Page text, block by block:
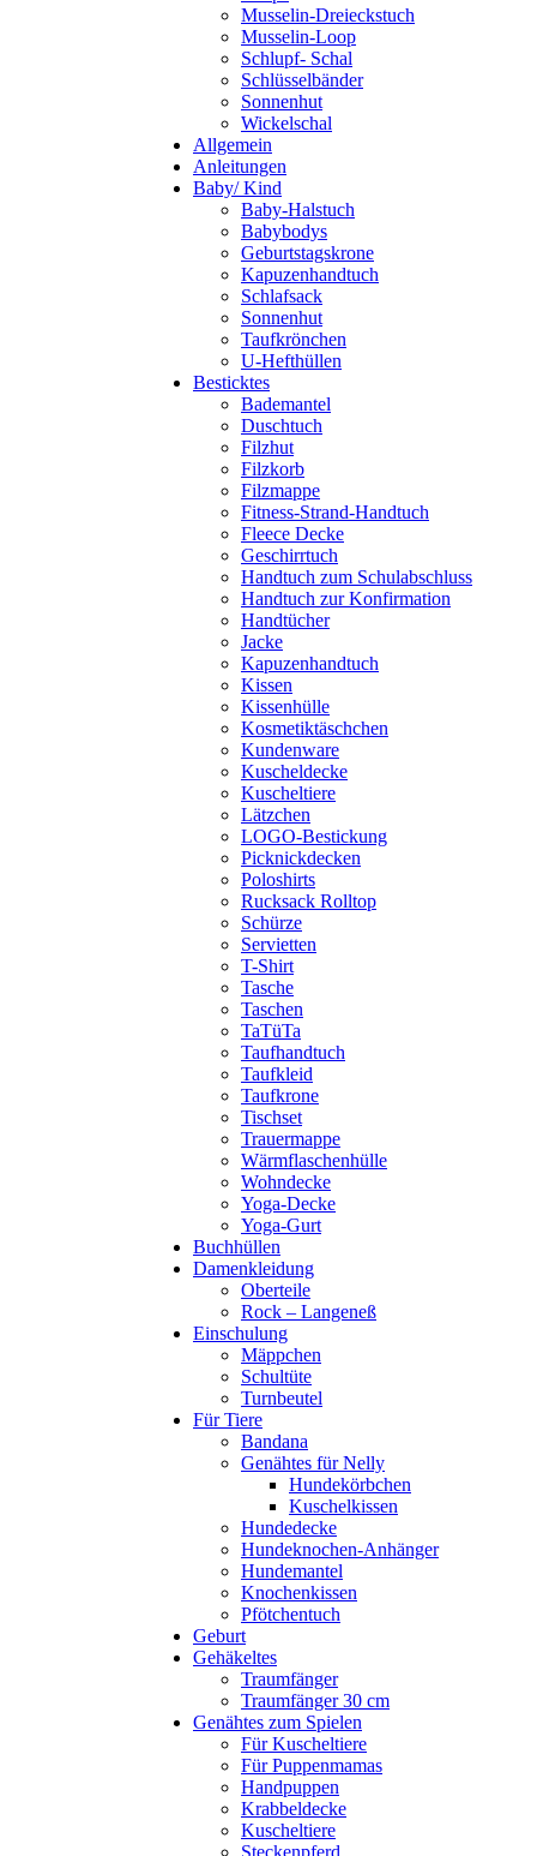
Musselin-Dreieckstuch
Musselin-Loop
Schlupf- Schal
Schlüsselbänder
Sonnenhut
Wickelschal
Allgemein
Anleitungen
Baby/ Kind
Baby-Halstuch
Babybodys
Geburtstagskrone
Kapuzenhandtuch
Schlafsack
Sonnenhut
Taufkrönchen
U-Hefthüllen
Besticktes
Bademantel
Duschtuch
Filzhut
Filzkorb
Filzmappe
Fitness-Strand-Handtuch
Fleece Decke
Geschirrtuch
Handtuch zum Schulabschluss
Handtuch zur Konfirmation
Handtücher
Jacke
Kapuzenhandtuch
Kissen
Kissenhülle
Kosmetiktäschchen
Kundenware
Kuscheldecke
Kuscheltiere
Lätzchen
LOGO-Bestickung
Picknickdecken
Poloshirts
Rucksack Rolltop
Schürze
Servietten
T-Shirt
Tasche
Taschen
TaTüTa
Taufhandtuch
Taufkleid
Taufkrone
Tischset
Trauermappe
Wärmflaschenhülle
Wohndecke
Yoga-Decke
Yoga-Gurt
Buchhüllen
Damenkleidung
Oberteile
Rock – Langeneß
Einschulung
Mäppchen
Schultüte
Turnbeutel
Für Tiere
Bandana
Genähtes für Nelly
Hundekörbchen
Kuschelkissen
Hundedecke
Hundeknochen-Anhänger
Hundemantel
Knochenkissen
Pfötchentuch
Geburt
Gehäkeltes
Traumfänger
Traumfänger 30 cm
Genähtes zum Spielen
Für Kuscheltiere
Für Puppenmamas
Handpuppen
Krabbeldecke
Kuscheltiere